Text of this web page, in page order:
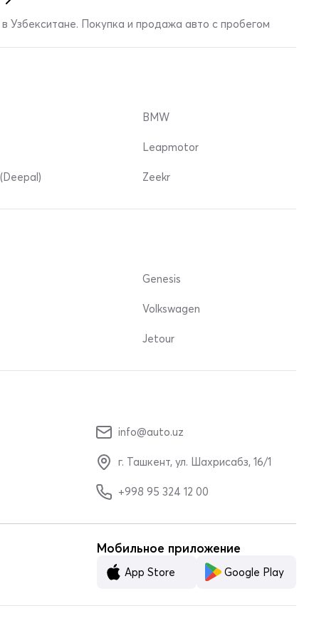
Узбекситане. Покупка и продажа авто с пробегом
BMW
Leapmotor
Zeekr
Genesis
Volkswagen
Jetour
info@auto.uz
г. Ташкент, ул. Шахрисабз, 16/1
+998 95 324 12 00
Мобильное приложение
App Store Google Play